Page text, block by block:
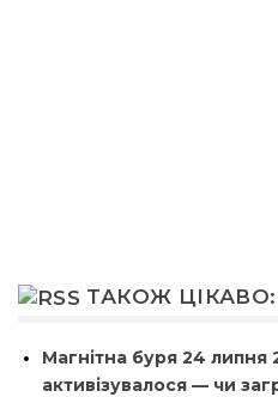
ТАКОЖ ЦІКАВО:
Магнітна буря 24
активізувалося — чи